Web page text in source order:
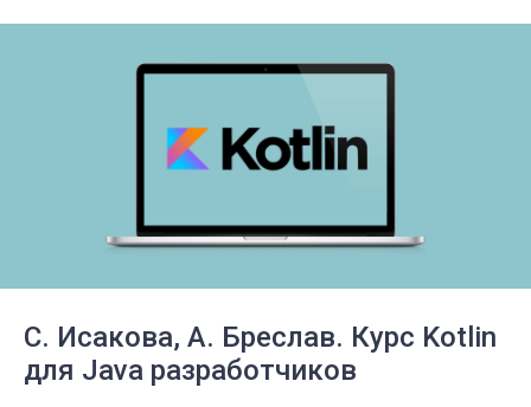
С. Исакова, А. Бреслав. Курс Kotlin
для Java разработчиков